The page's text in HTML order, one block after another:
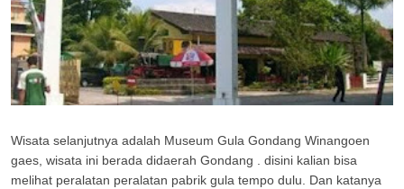
Wisata selanjutnya adalah Museum Gula Gondang Winangoen
gaes, wisata ini berada didaerah Gondang . disini kalian bisa
melihat peralatan peralatan pabrik gula tempo dulu. Dan katanya